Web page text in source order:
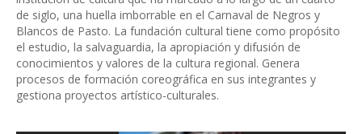
de siglo, una huella imborrable en el Carnaval de Negros y
Blancos de Pasto. La fundación cultural tiene como propósito
el estudio, la salvaguardia, la apropiación y difusión de
conocimientos y valores de la cultura regional. Genera
procesos de formación coreográfica en sus integrantes y
gestiona proyectos artístico-culturales.